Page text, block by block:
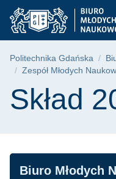
Przejdź
do
menu
Przejdź
do
wyszukiwarki
Przejdź
do
treści
Skład
Ścieżka
Politechnika Gdańska
Zespół Młodych
Treść
Skład
Nawigacja
Biuro Młodych